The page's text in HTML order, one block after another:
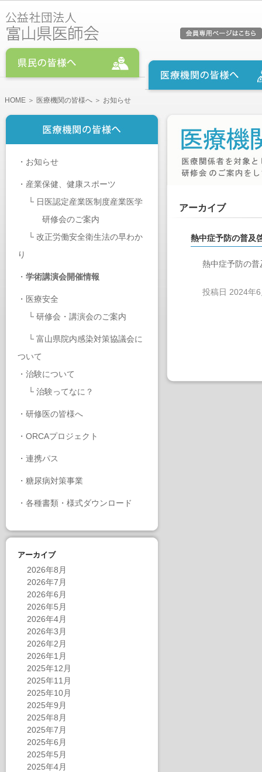
HOME ＞ 医療機関の皆様へ ＞ お知らせ
・ お知らせ
・ 産業保健、健康スポーツ
└ 日医認定産業医制度産業医学
研修会のご案内
└ 改正労働安全衛生法の早わか
り
・ 学術講演会開催情報
・ 医療安全
└ 研修会・講演会のご案内
└ 富山県院内感染対策協議会に
ついて
・ 治験について
└ 治験ってなに？
・ 研修医の皆様へ
・ ORCAプロジェクト
・ 連携パス
・ 糖尿病対策事業
・ 各種書類・様式ダウンロード
アーカイブ
2026年8月
2026年7月
2026年6月
2026年5月
2026年4月
2026年3月
2026年2月
2026年1月
2025年12月
2025年11月
2025年10月
2025年9月
2025年8月
2025年7月
2025年6月
2025年5月
2025年4月
アーカイブ
熱中症予防の普及
熱中症予防の
投稿日 2024年